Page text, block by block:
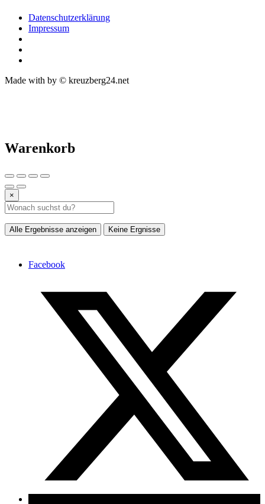
Datenschutzerklärung
Impressum
Made with by © kreuzberg24.net
Warenkorb
×
Alle Ergebnisse anzeigen Keine Ergnisse
Facebook